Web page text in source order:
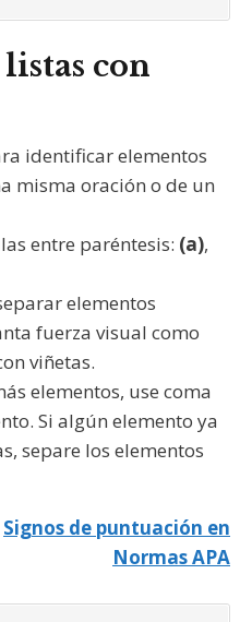
con
identificar elementos
misma oración o de un
entre paréntesis: (a),
elementos
fuerza visual como
viñetas.
elementos, use coma
Si algún elemento ya
separe los elementos
Signos de puntuación en
Normas APA